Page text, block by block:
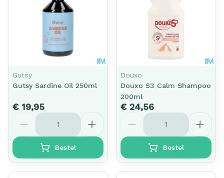
Gutsy
Gutsy Sardine Oil 250ml
€ 19,95
Aantal
Bestel
Douxo
Douxo S3 Calm Shampoo
200ml
€ 24,56
Aantal
Bestel